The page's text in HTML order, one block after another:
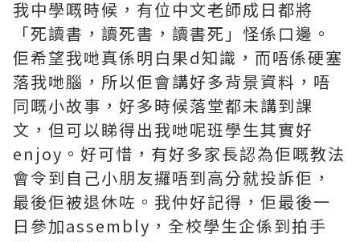
我中學嘅時候，有位中文老師成日都將
「死讀書，讀死書，讀書死」怪係口邊。
佢希望我哋真係明白果d知識，而唔係硬塞
落我哋腦，所以佢會講好多背景資料，唔
同嘅小故事，好多時候落堂都未講到課
文，但可以睇得出我哋呢班學生其實好
enjoy。好可惜，有好多家長認為佢嘅教法
會令到自己小朋友攞唔到高分就投訴佢，
最後佢被退休咗。我仲好記得，佢最後一
日參加assembly，全校學生企係到拍手